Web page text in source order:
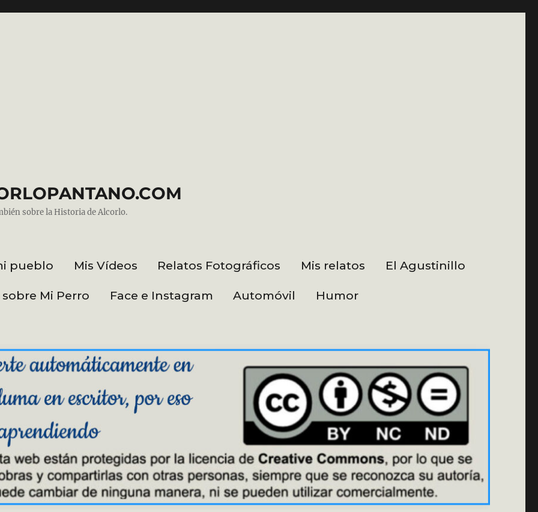
sobre la Historia de Alcorlo.
pueblo Mis Vídeos Relatos Fotográficos Mis relatos El Agustinillo
Mi Perro Face e Instagram Automóvil Humor